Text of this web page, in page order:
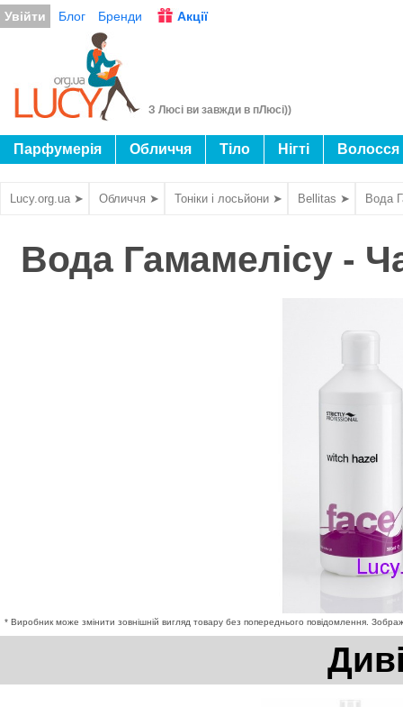
Увійти Блог Бренди Акції
З Люсі ви завжди в пЛюсі))
Парфумерія Обличчя Тіло Нігті Волосся
Lucy.org.ua ➤ Обличчя ➤ Тоніки і лосьйони ➤ Bellitas ➤ Вода
Вода Гамамелісу -
* Виробник може змінити зовнішній вигляд товару без попереднього повідомлення.